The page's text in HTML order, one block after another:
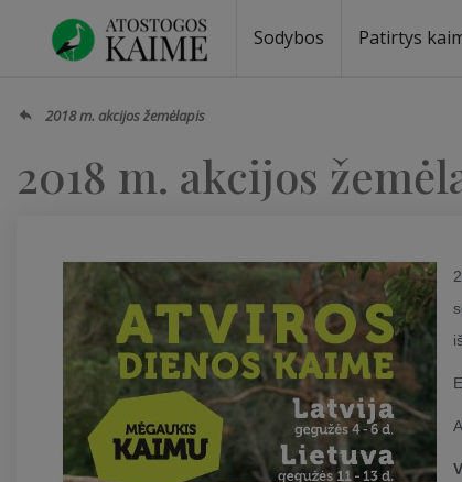
Sodybos Patirtys
2018 m. akcijos žemėlapis
2018 m. akcijos